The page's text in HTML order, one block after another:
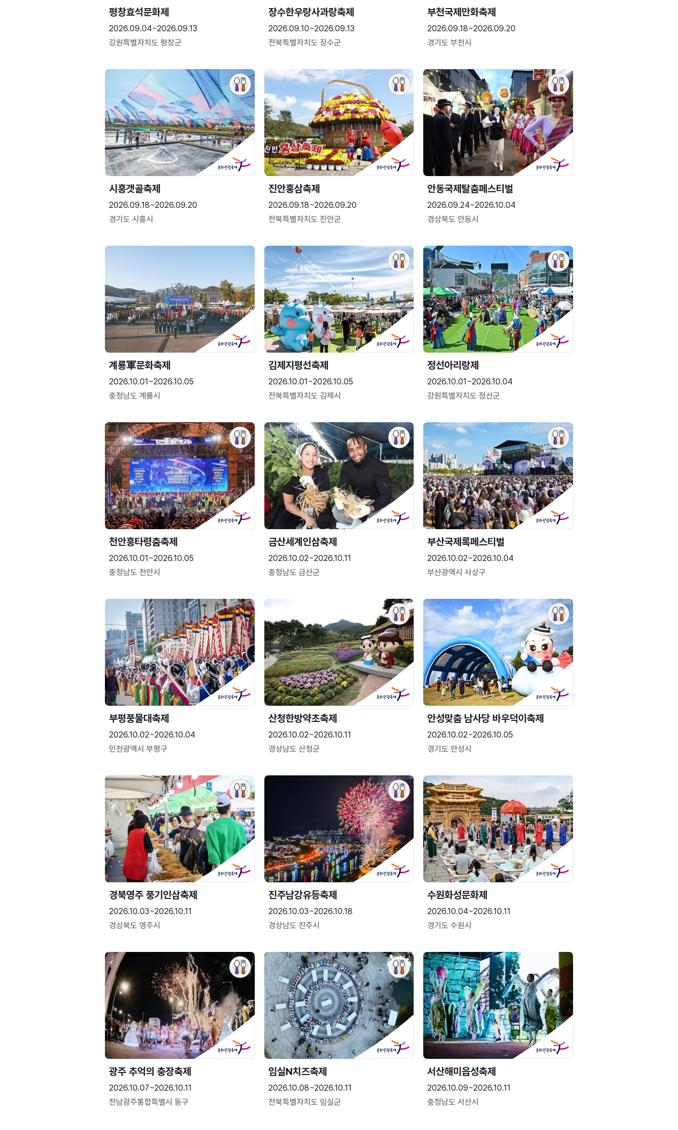
평창효석문화제
2026.09.04~2026.09.13
강원특별자치도 평창군
장수한우랑사과랑축제
2026.09.10~2026.09.13
전북특별자치도 장수군
부천국제만화축제
2026.09.18~2026.09.20
경기도 부천시
시흥갯골축제
2026.09.18~2026.09.20
경기도 시흥시
진안홍삼축제
2026.09.18~2026.09.20
전북특별자치도 진안군
안동국제탈춤페스티벌
2026.09.24~2026.10.04
경상북도 안동시
2026.10.01~2026.10.05
충청남도 계룡시
김제지평선축제
2026.10.01~2026.10.05
전북특별자치도 김제시
정선아리랑제
2026.10.01~2026.10.04
강원특별자치도 정선군
천안흥타령춤축제
2026.10.01~2026.10.05
충청남도 천안시
금산세계인삼축제
2026.10.02~2026.10.11
충청남도 금산군
부산국제록페스티벌
2026.10.02~2026.10.04
부산광역시 사상구
부평풍물대축제
2026.10.02~2026.10.04
인천광역시 부평구
산청한방약초축제
2026.10.02~2026.10.11
경상남도 산청군
안성맞춤 남사당 바우덕이축제
2026.10.02~2026.10.05
경기도 안성시
경북영주 풍기인삼축제
2026.10.03~2026.10.11
경상북도 영주시
진주남강유등축제
2026.10.03~2026.10.18
경상남도 진주시
수원화성문화제
2026.10.04~2026.10.11
경기도 수원시
광주 추억의 충장축제
2026.10.07~2026.10.11
전남광주통합특별시 동구
임실N치즈축제
2026.10.08~2026.10.11
전북특별자치도 임실군
서산해미읍성축제
2026.10.09~2026.10.11
충청남도 서산시